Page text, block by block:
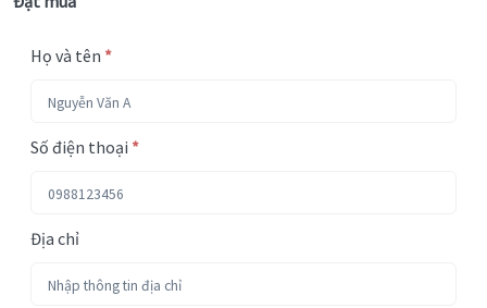
Họ và tên *
Số điện thoại *
Địa chỉ